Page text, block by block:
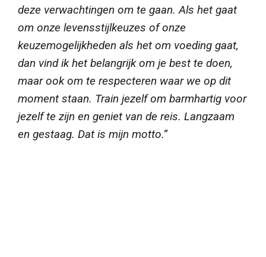
deze verwachtingen om te gaan.Als het gaat
om onze levensstijlkeuzes of onze
keuzemogelijkheden als het om voeding gaat,
dan vind ik het belangrijk om je best te doen,
maar ook om te respecteren waar we op dit
moment staan. Train jezelf om barmhartig voor
jezelf te zijn en geniet van de reis. Langzaam
en gestaag. Dat is mijn motto.”